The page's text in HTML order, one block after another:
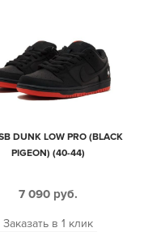
DUNK LOW PRO (BLACK
PIGEON) (40-44)
7 090 руб.
Заказать в 1 клик